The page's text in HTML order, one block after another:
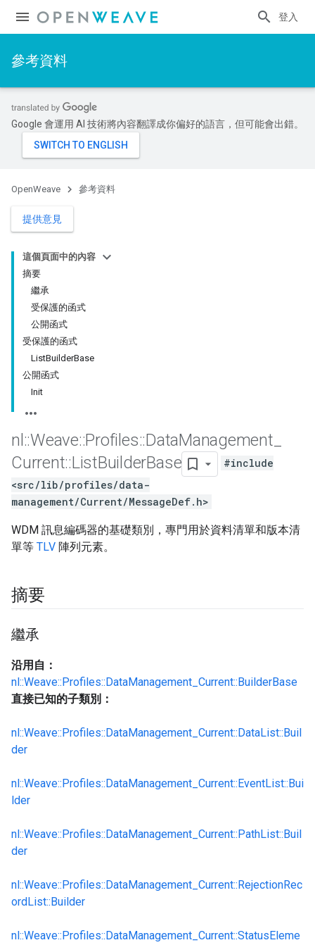
登入
參考資料
Google 會運用 AI 技術將內容翻譯成你偏好的語言，但可能會出錯。
OpenWeave 參考資料
提供意見
這個頁面中的內容
摘要
繼承
受保護的函式
公開函式
受保護的函式
ListBuilderBase
公開函式
Init
nl ::Weave::Profiles::DataManagement
Current::ListBuilderBase
#include
<src/lib/profiles/data-
management/Current/MessageDef.h>
WDM 訊息編碼器的基礎類別，專門用於資料清單和版本清
單等 TLV 陣列元素。
摘要
繼承
沿用自：
nl::Weave::Profiles::DataManagement_Current::BuilderBase
直接已知的子類別：
nl::Weave::Profiles::DataManagement_Current::DataList::Buil
der
nl::Weave::Profiles::DataManagement_Current::EventList::Bui
lder
nl::Weave::Profiles::DataManagement_Current::PathList::Buil
der
nl::Weave::Profiles::DataManagement_Current::RejectionRec
ordList::Builder
nl::Weave::Profiles::DataManagement_Current::StatusEleme